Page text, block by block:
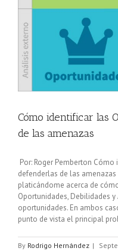
Cómo identificar las
de las amenazas
Por: Roger Pemberton
defenderlas de las
platicándome acerca de
Oportunidades, Debilidades
oportunidades. En ambos
punto de vista el principal
By Rodrigo Hernández |